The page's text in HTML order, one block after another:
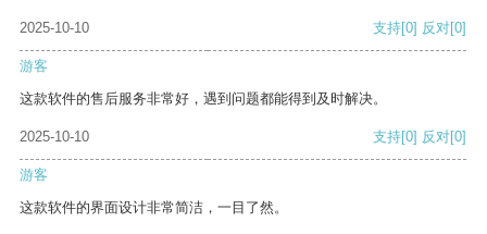
2025-10-10 支持[0] 反对[0]
游客
这款软件的售后服务非常好，遇到问题都能得到及时解决。
2025-10-10 支持[0] 反对[0]
游客
这款软件的界面设计非常简洁，一目了然。